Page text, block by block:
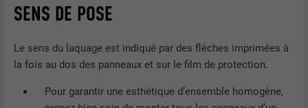
SENS DE POSE
Le sens du laquage est indiqué par des flèches imprimées à
la fois au dos des panneaux et sur le film de protection.
Pour garantir une esthétique d’ensemble homogène,